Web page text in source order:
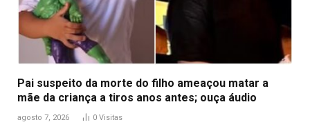
Pai suspeito da morte do filho ameaçou matar a
mãe da criança a tiros anos antes; ouça áudio
agosto 7, 2026 0 Visitas